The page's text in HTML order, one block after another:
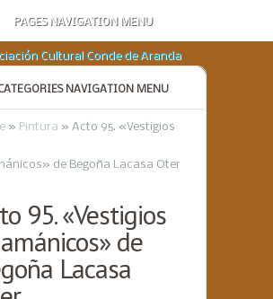
PAGES NAVIGATION MENU
NAVIGATION MENU
» Pintura » Acto 95. «Vestigios
de Begoña Lacasa Oter
95. «Vestigios
de
Lacasa